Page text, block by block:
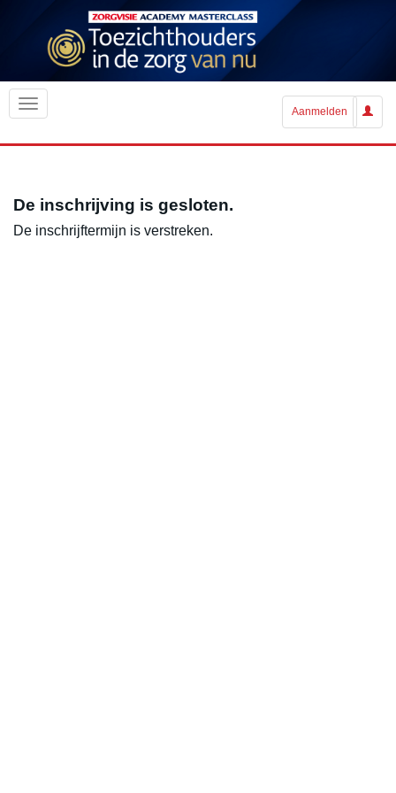
Aanmelden
De inschrijving is gesloten.
De inschrijftermijn is verstreken.